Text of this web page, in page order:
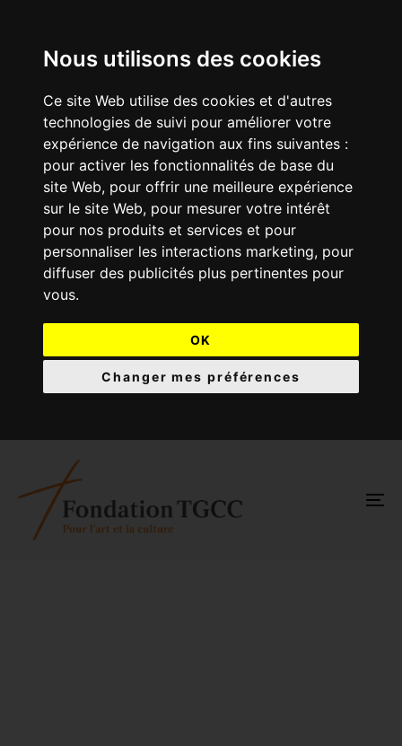
Nous utilisons des cookies
Ce site Web utilise des cookies et d'autres
technologies de suivi pour améliorer votre
expérience de navigation aux fins suivantes :
pour activer les fonctionnalités de base du
site Web, pour offrir une meilleure expérience
sur le site Web, pour mesurer votre intérêt
pour nos produits et services et pour
personnaliser les interactions marketing, pour
diffuser des publicités plus pertinentes pour
vous.
OK
Changer mes préférences